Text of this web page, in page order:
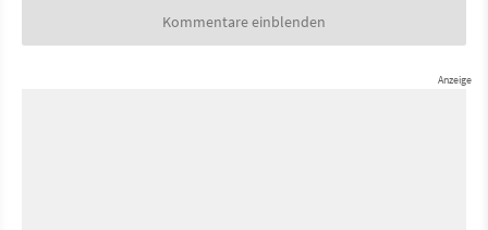
Kommentare einblenden